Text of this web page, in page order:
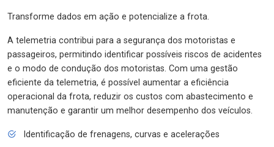
Transforme dados em ação e potencialize a frota.
A telemetria contribui para a segurança dos motoristas e
passageiros, permitindo identificar possíveis riscos de acidentes
e o modo de condução dos motoristas. Com uma gestão
eficiente da telemetria, é possível aumentar a eficiência
operacional da frota, reduzir os custos com abastecimento e
manutenção e garantir um melhor desempenho dos veículos.
Identificação de frenagens, curvas e acelerações